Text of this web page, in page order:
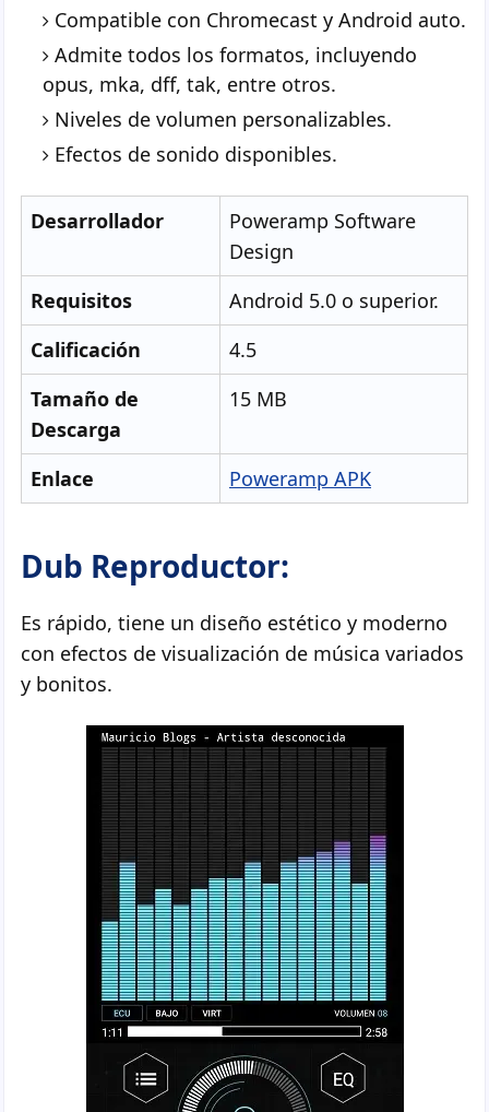
Compatible con Chromecast y Android auto.
Admite todos los formatos, incluyendo
opus, mka, dff, tak, entre otros.
Niveles de volumen personalizables.
Efectos de sonido disponibles.
Desarrollador
Poweramp Software
Design
Requisitos
Android 5.0 o superior.
Calificación
4.5
Tamaño de
Descarga
15 MB
Enlace Poweramp APK
Dub Reproductor:
Es rápido, tiene un diseño estético y moderno
con efectos de visualización de música variados
y bonitos.